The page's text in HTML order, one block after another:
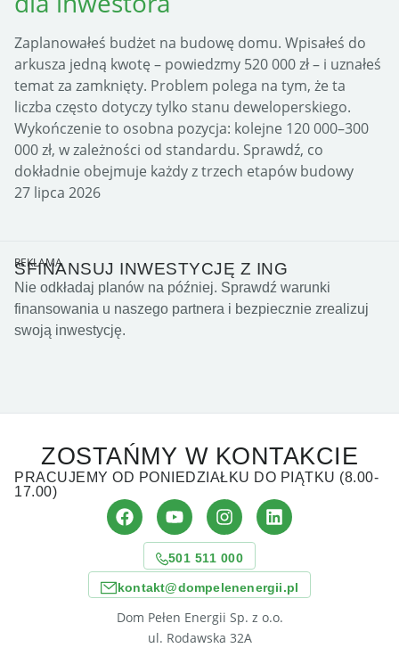
Zaplanowałeś budżet na budowę domu. Wpisałeś do
arkusza jedną kwotę – powiedzmy 520 000 zł – i uznałeś
temat za zamknięty. Problem polega na tym, że ta
liczba często dotyczy tylko stanu deweloperskiego.
Wykończenie to osobna pozycja: kolejne 120 000–300
000 zł, w zależności od standardu. Sprawdź, co
dokładnie obejmuje każdy z trzech etapów budowy
27 lipca 2026
REKLAMA
SFINANSUJ INWESTYCJĘ Z ING
Nie odkładaj planów na później. Sprawdź warunki
finansowania u naszego partnera i bezpiecznie zrealizuj
swoją inwestycję.
ZOSTAŃMY W KONTAKCIE
PRACUJEMY OD PONIEDZIAŁKU DO PIĄTKU (8.00-
17.00)
501 511 000
kontakt@dompelenenergii.pl
Dom Pełen Energii Sp. z o.o.
ul. Rodawska 32A